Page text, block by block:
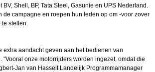
Shell, BP, Tata Steel, Gasunie en UPS Nederland.
de campagne en roepen hun leden op om -voor zover
stellen.
aandacht geven aan het bedienen van
onze motorrijders worden ingezet, omdat die
Jan van Hasselt Landelijk Programmamanager